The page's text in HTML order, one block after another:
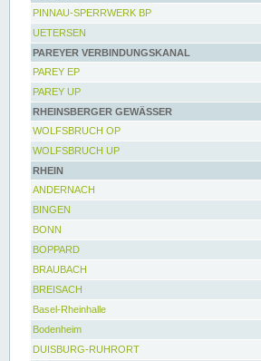
PINNAU-SPERRWERK BP
UETERSEN
PAREYER VERBINDUNGSKANAL
PAREY EP
PAREY UP
RHEINSBERGER GEWÄSSER
WOLFSBRUCH OP
WOLFSBRUCH UP
RHEIN
ANDERNACH
BINGEN
BONN
BOPPARD
BRAUBACH
BREISACH
Basel-Rheinhalle
Bodenheim
DUISBURG-RUHRORT